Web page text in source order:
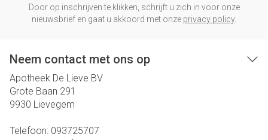
Door op inschrijven te klikken, schrijft u zich in voor onze
nieuwsbrief en gaat u akkoord met onze privacy policy.
Neem contact met ons op
Apotheek De Lieve BV
Grote Baan 291
9930 Lievegem
Telefoon: 093725707